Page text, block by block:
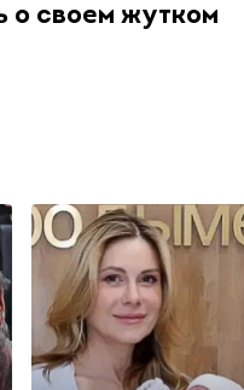
о своем жутком